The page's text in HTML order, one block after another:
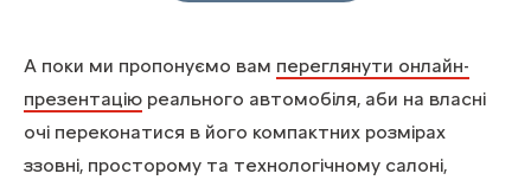
А поки ми пропонуємо вам переглянути онлайн-
презентацію реального автомобіля, аби на власні
очі переконатися в його компактних розмірах
ззовні, просторому та технологічному салоні,